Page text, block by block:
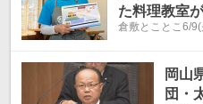
た料理教室
井原市
倉敷とことこ 6/9(
岡山
団・